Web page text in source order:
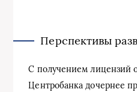
Перспективы
С получением лицензий
Центробанка дочернее